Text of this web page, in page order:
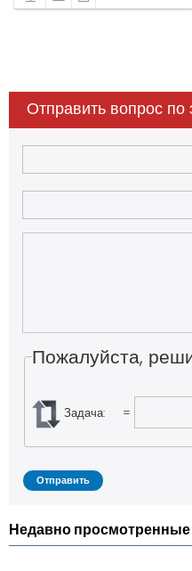
Отправить вопрос по
Пожалуйста,
Задача: =
Недавно просмотренные